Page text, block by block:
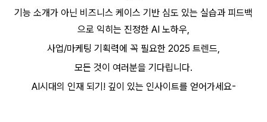
기능 소개가 아닌 비즈니스 케이스 기반 심도 있는 실습과 피드백
으로 익히는 진정한 AI 노하우,
사업/마케팅 기획력에 꼭 필요한 2025 트렌드,
모든 것이 여러분을 기다립니다.
AI시대의 인재 되기! 깊이 있는 인사이트를 얻어가세요-